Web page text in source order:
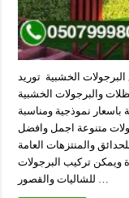
الخشبية توريد
والبرجولات الخشبية
باسعار نموذجية ومناسبة
– 0507999656 برجولات متنوعة اجمل وافضل
والمنتزهات العامة
ويمكن تركيب البرجولات
للشاليات والقصور …